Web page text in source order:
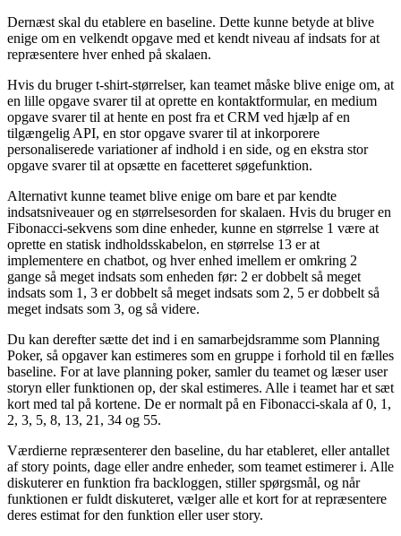
Dernæst skal du etablere en baseline. Dette kunne betyde at blive
enige om en velkendt opgave med et kendt niveau af indsats for at
repræsentere hver enhed på skalaen.
Hvis du bruger t-shirt-størrelser, kan teamet måske blive enige om, at
en lille opgave svarer til at oprette en kontaktformular, en medium
opgave svarer til at hente en post fra et CRM ved hjælp af en
tilgængelig API, en stor opgave svarer til at inkorporere
personaliserede variationer af indhold i en side, og en ekstra stor
opgave svarer til at opsætte en facetteret søgefunktion.
Alternativt kunne teamet blive enige om bare et par kendte
indsatsniveauer og en størrelsesorden for skalaen. Hvis du bruger en
Fibonacci-sekvens som dine enheder, kunne en størrelse 1 være at
oprette en statisk indholdsskabelon, en størrelse 13 er at
implementere en chatbot, og hver enhed imellem er omkring 2
gange så meget indsats som enheden før: 2 er dobbelt så meget
indsats som 1, 3 er dobbelt så meget indsats som 2, 5 er dobbelt så
meget indsats som 3, og så videre.
Du kan derefter sætte det ind i en samarbejdsramme som Planning
Poker, så opgaver kan estimeres som en gruppe i forhold til en fælles
baseline. For at lave planning poker, samler du teamet og læser user
storyn eller funktionen op, der skal estimeres. Alle i teamet har et sæt
kort med tal på kortene. De er normalt på en Fibonacci-skala af 0, 1,
2, 3, 5, 8, 13, 21, 34 og 55.
Værdierne repræsenterer den baseline, du har etableret, eller antallet
af story points, dage eller andre enheder, som teamet estimerer i. Alle
diskuterer en funktion fra backloggen, stiller spørgsmål, og når
funktionen er fuldt diskuteret, vælger alle et kort for at repræsentere
deres estimat for den funktion eller user story.